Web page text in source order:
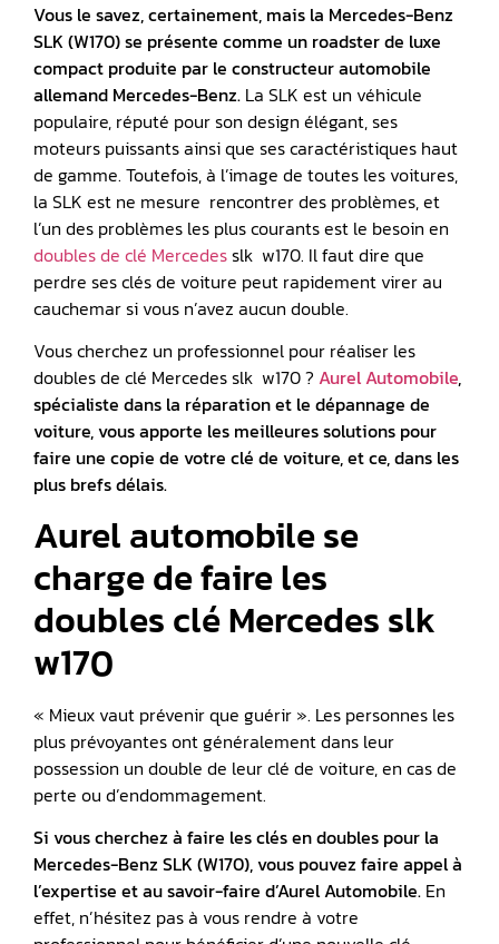
Vous le savez, certainement, mais la Mercedes-Benz
SLK (W170) se présente comme un roadster de luxe
compact produite par le constructeur automobile
allemand Mercedes-Benz. La SLK est un véhicule
populaire, réputé pour son design élégant, ses
moteurs puissants ainsi que ses caractéristiques haut
de gamme. Toutefois, à l’image de toutes les voitures,
la SLK est ne mesure rencontrer des problèmes, et
l’un des problèmes les plus courants est le besoin en
doubles de clé Mercedesslk w170. Il faut dire que
perdre ses clés de voiture peut rapidement virer au
cauchemar si vous n’avez aucun double.
Vous cherchez un professionnel pour réaliser les
doubles de clé Mercedes slk w170 ? Aurel Automobile,
spécialiste dans la réparation et le dépannage de
voiture, vous apporte les meilleures solutions pour
faire une copie de votre clé de voiture, et ce, dans les
plus brefs délais.
Aurel automobile se
charge de faire les
doubles clé Mercedes slk
w170
« Mieux vaut prévenir que guérir ». Les personnes les
plus prévoyantes ont généralement dans leur
possession un double de leur clé de voiture, en cas de
perte ou d’endommagement.
Si vous cherchez à faire les clés en doubles pour la
Mercedes-Benz SLK (W170), vous pouvez faire appel à
l’expertise et au savoir-faire d’Aurel Automobile. En
effet, n’hésitez pas à vous rendre à votre